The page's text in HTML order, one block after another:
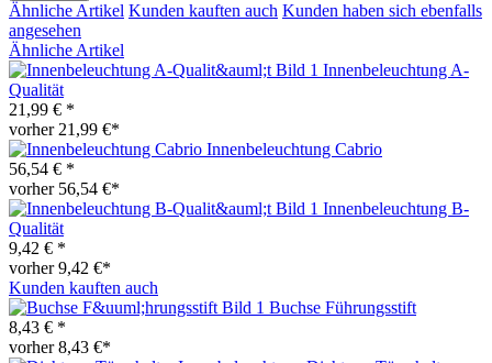
Ähnliche Artikel Kunden kauften auch Kunden haben sich ebenfalls
angesehen
Ähnliche Artikel
Innenbeleuchtung A-
Qualität
21,99 € *
vorher 21,99 €*
Innenbeleuchtung Cabrio
56,54 € *
vorher 56,54 €*
Innenbeleuchtung B-
Qualität
9,42 € *
vorher 9,42 €*
Kunden kauften auch
Buchse Führungsstift
8,43 € *
vorher 8,43 €*